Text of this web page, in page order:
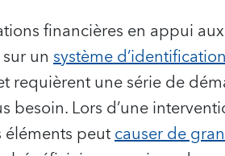
financières en appui
un système
requièrent une série de
besoin. Lors d’une
éléments peutcauser de